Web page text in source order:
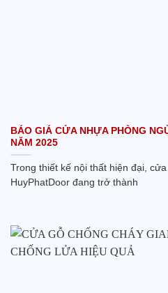
BÁO GIÁ CỬA NHỰA PHÒNG
NĂM 2025
Trong thiết kế nội thất hiện đại,
HuyPhatDoor đang trở thành